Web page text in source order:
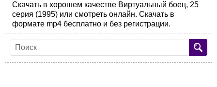
Скачать в хорошем качестве Виртуальный боец, 25
серия (1995) или смотреть онлайн. Скачать в
формате mp4 бесплатно и без регистрации.